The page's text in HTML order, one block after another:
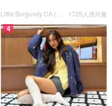
Pedialyte
Pedialyte等溶液可以帮助防止脱水
1725人感兴趣
4